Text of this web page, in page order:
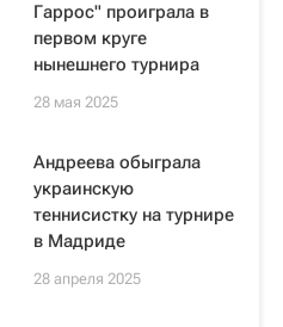
Гаррос" проиграла в
первом круге
нынешнего турнира
28 мая 2025
Андреева обыграла
украинскую
теннисистку на турнире
в Мадриде
28 апреля 2025